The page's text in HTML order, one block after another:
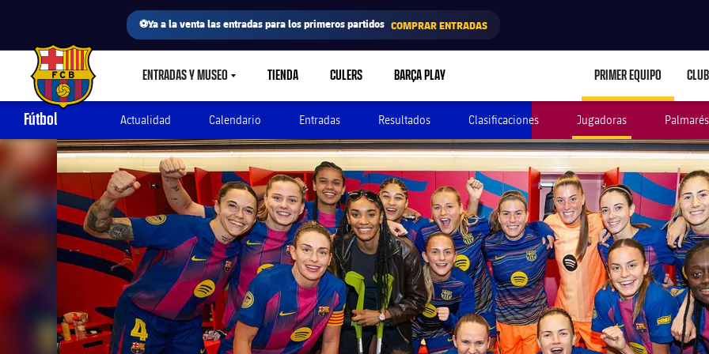
⚽Ya a la venta las entradas para los primeros partidos COMPRAR ENTRADAS
FC Barcelona club badge ENTRADAS Y MUSEOLABEL.SHARE.CARETDOWN
TIENDA CULERS BARÇA PLAY PRIMER EQUIPO CLUB
Fútbol Actualidad Calendario Entradas Resultados Clasificaciones Jugadoras Palmarés